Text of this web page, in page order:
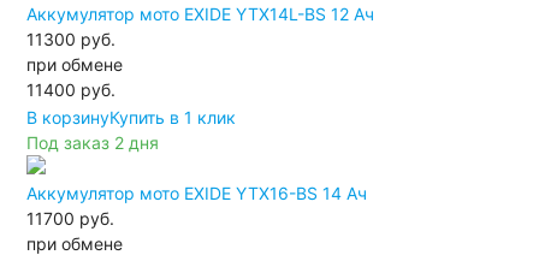
Аккумулятор мото EXIDE YTX14L-BS 12 Ач
11300 руб.
при обмене
11400 руб.
В корзинуКупить в 1 клик
Под заказ 2 дня
Аккумулятор мото EXIDE YTX16-BS 14 Ач
11700 руб.
при обмене